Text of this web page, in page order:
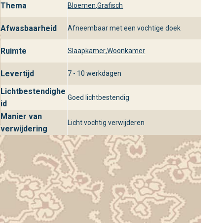
Thema Bloemen,Grafisch
Afwasbaarheid Afneembaar met een vochtige doek
Ruimte Slaapkamer,Woonkamer
Levertijd 7 - 10 werkdagen
Lichtbestendighe
id
Goed lichtbestendig
Manier van
verwijdering
Licht vochtig verwijderen